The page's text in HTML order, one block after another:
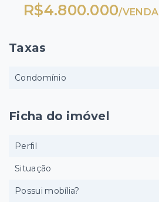
R$4.800.000/VENDA
Taxas
Condomínio
Ficha do imóvel
Perfil
Situação
Possui mobília?